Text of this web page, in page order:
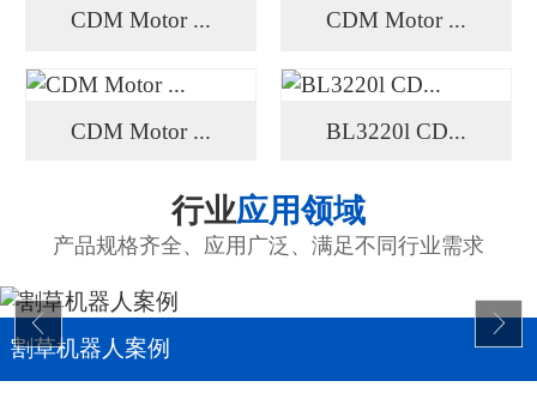
CDM Motor ... CDM Motor ...
CDM Motor ... BL3220l CD...
行业应用领域
产品规格齐全、应用广泛、满足不同行业需求
割草机器人案例